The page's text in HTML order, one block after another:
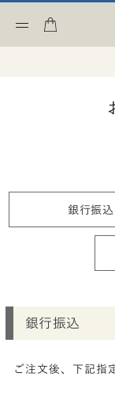
銀行振込
銀行振込
ご注文後、下記指